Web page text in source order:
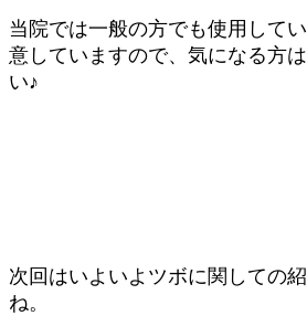
当院では一般の方でも使用して
意していますので、気になる方
い♪
次回はいよいよツボに関しての
ね。